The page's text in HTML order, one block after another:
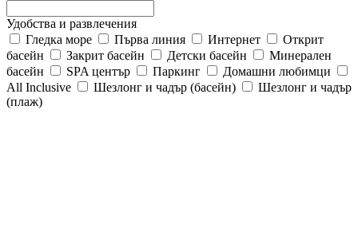
Удобства и развлечения
Гледка море
Първа линия Интернет
Открит
басейн
Закрит басейн Детски басейн
Минерален
басейн
SPA център Паркинг
Домашни любимци
All Inclusive
Шезлонг и чадър (басейн)
Шезлонг и чадър
(плаж)